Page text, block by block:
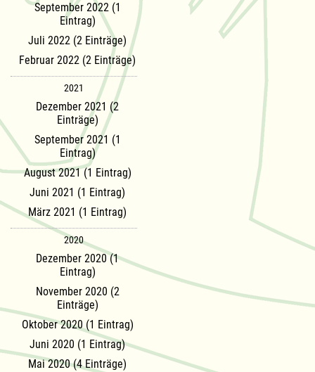
September 2022 (1
Eintrag)
Juli 2022 (2 Einträge)
Februar 2022 (2 Einträge)
2021
Dezember 2021 (2
Einträge)
September 2021 (1
Eintrag)
August 2021 (1 Eintrag)
Juni 2021 (1 Eintrag)
März 2021 (1 Eintrag)
2020
Dezember 2020 (1
Eintrag)
November 2020 (2
Einträge)
Oktober 2020 (1 Eintrag)
Juni 2020 (1 Eintrag)
Mai 2020 (4 Einträge)